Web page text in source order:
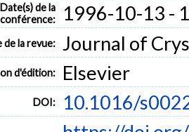
Date(s) de la
conférence:
1996-10-13 -
de la revue: Journal of
d'édition: Elsevier
DOI: 10.1016/